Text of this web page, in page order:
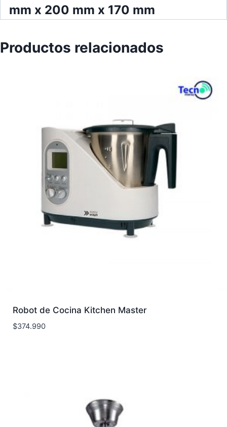
mm x 200 mm x 170 mm
Productos relacionados
Robot de Cocina Kitchen Master
$374.990